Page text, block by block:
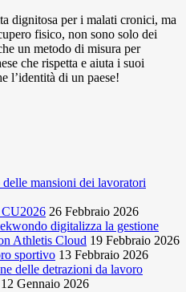
dignitosa per i malati cronici, ma
fisico, non sono solo dei
un metodo di misura per
che rispetta e aiuta i suoi
l’identità di un paese!
mansioni dei lavoratori
CU2026 26 Febbraio 2026
digitalizza la gestione
Athletis Cloud 19 Febbraio 2026
sportivo 13 Febbraio 2026
delle detrazioni da lavoro
12 Gennaio 2026